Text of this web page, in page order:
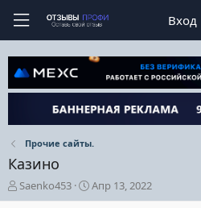
Вход
Прочие сайты.
Казино
А
в
Saenko453
Д
а
Апр 13, 2022